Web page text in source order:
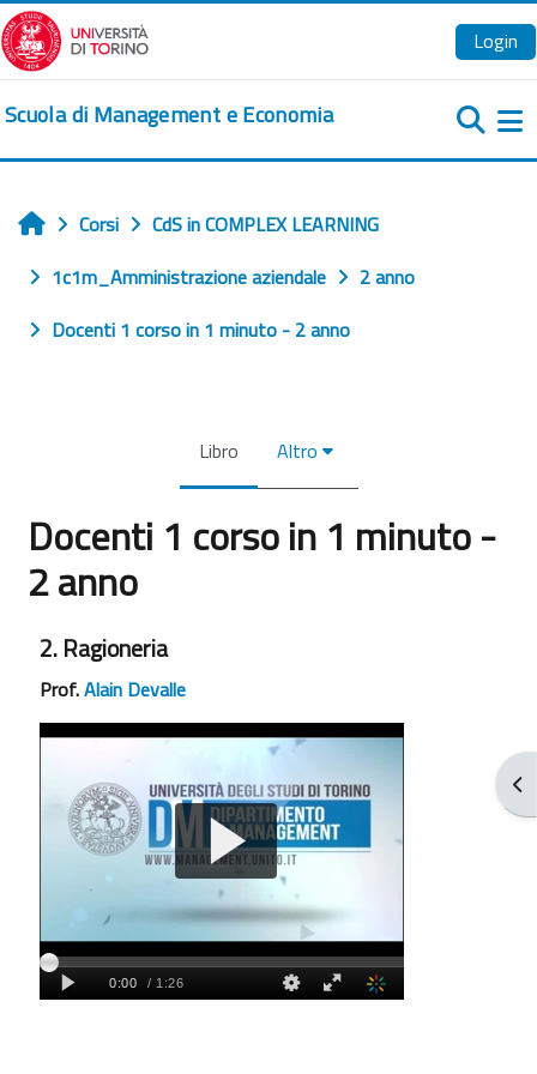
Vai al contenuto principale
Login
Scuola di Management e Economia
Home
Corsi
CdS in COMPLEX LEARNING
1c1m_Amministrazione aziendale
2 anno
Docenti 1 corso in 1 minuto - 2 anno
Libro Altro
Docenti 1 corso in 1 minuto -
2 anno
2. Ragioneria
Prof.Alain Devalle